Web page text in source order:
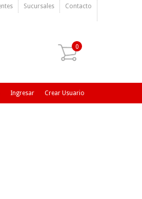
Sucursales Contacto
0
Crear Usuario
Ingresar